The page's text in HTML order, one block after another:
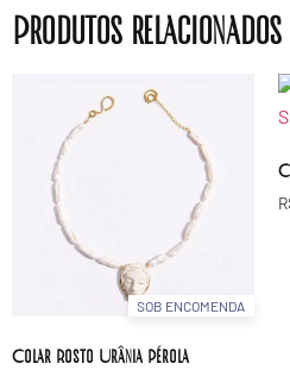
Produtos relacionados
SOB ENCOMENDA
Colar Rosto Urânia Pérola